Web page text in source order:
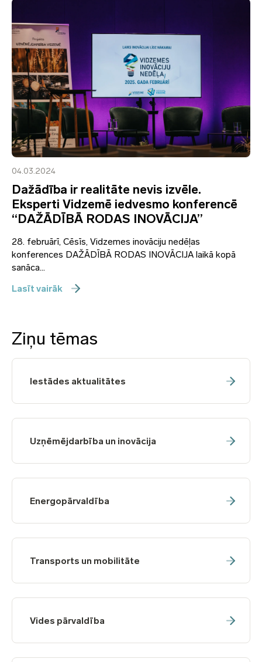
04.03.2024
Dažādība ir realitāte nevis izvēle.
Eksperti Vidzemē iedvesmo konferencē
“DAŽĀDĪBĀ RODAS INOVĀCIJA”
28. februārī, Cēsīs, Vidzemes inovāciju nedēļas
konferences DAŽĀDĪBĀ RODAS INOVĀCIJA laikā kopā
sanāca...
Lasīt vairāk
Ziņu tēmas
Iestādes aktualitātes
Uzņēmējdarbība un inovācija
Energopārvaldība
Transports un mobilitāte
Vides pārvaldība